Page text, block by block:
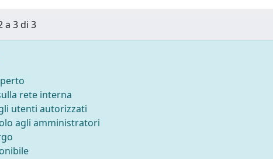
a 3 di 3
rete interna
utenti autorizzati
agli amministratori